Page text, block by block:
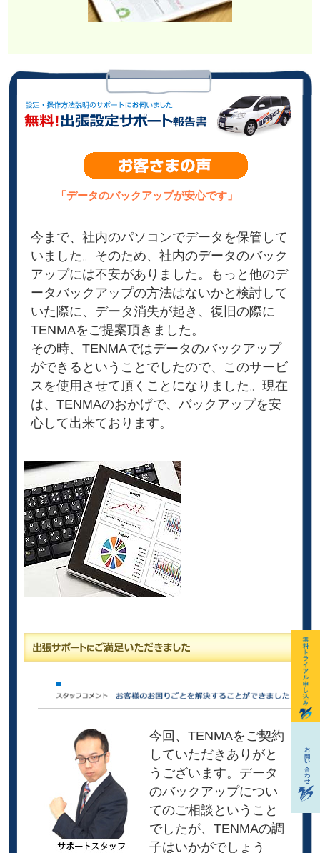
「データのバックアップが安心です」
今まで、社内のパソコンでデータを保管して
いました。そのため、社内のデータのバック
アップには不安がありました。もっと他のデ
ータバックアップの方法はないかと検討して
いた際に、データ消失が起き、復旧の際に
TENMAをご提案頂きました。
その時、TENMAではデータのバックアップ
ができるということでしたので、このサービ
スを使用させて頂くことになりました。現在
は、TENMAのおかげで、バックアップを安
心して出来ております。
今回、TENMAをご契約
していただきありがと
うございます。データ
のバックアップについ
てのご相談ということ
でしたが、TENMAの調
子はいかがでしょう